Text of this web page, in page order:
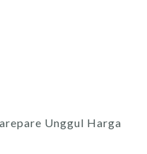
Unggul Harga